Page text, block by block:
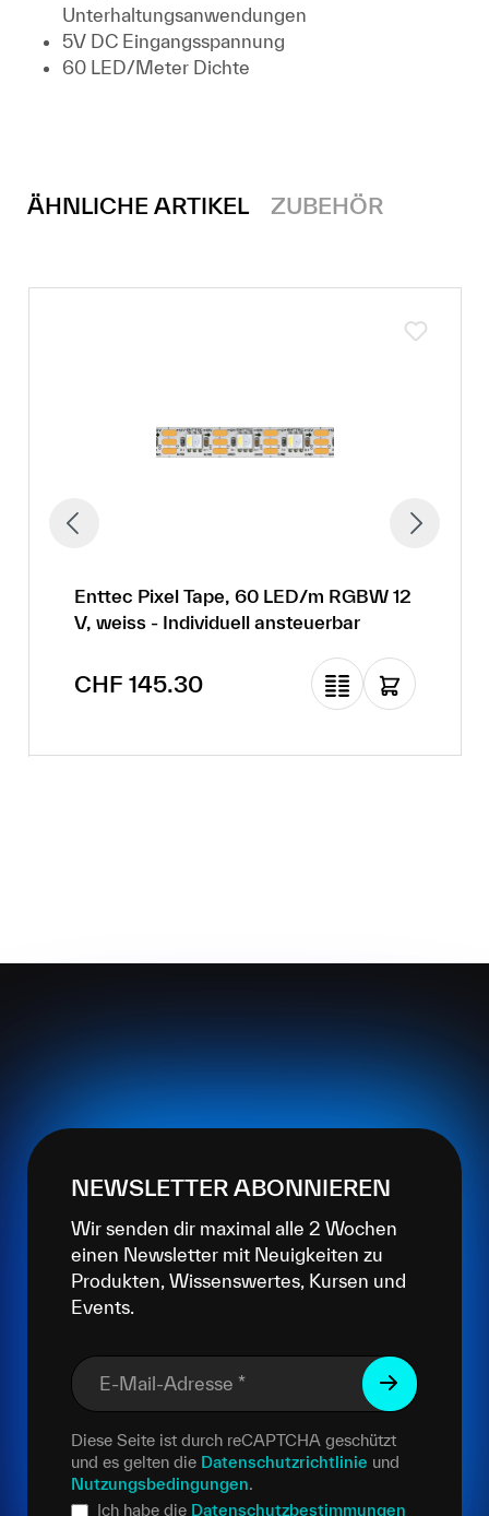
Unterhaltungsanwendungen
5V DC Eingangsspannung
60 LED/Meter Dichte
ÄHNLICHE ARTIKEL ZUBEHÖR
Enttec Pixel Tape, 60 LED/m RGBW 12
V, weiss - Individuell ansteuerbar
Regulärer Preis:
CHF 145.30
NEWSLETTER ABONNIEREN
Wir senden dir maximal alle 2 Wochen
einen Newsletter mit Neuigkeiten zu
Produkten, Wissenswertes, Kursen und
Events.
E-Mail-Adresse *
Diese Seite ist durch reCAPTCHA geschützt
und es gelten die Datenschutzrichtlinie und
Nutzungsbedingungen.
Ich habe die Datenschutzbestimmungen